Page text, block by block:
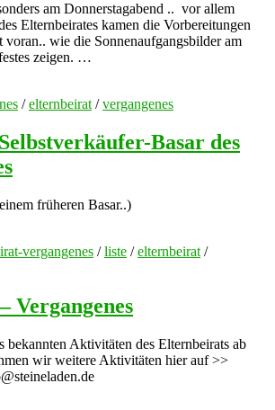
am Donnerstagabend .. vor allem
Elternbeirates kamen die Vorbereitungen
voran.. wie die Sonnenaufgangsbilder am
zeigen. …
/elternbeirat /vergangenes
Basar des
früheren Basar..)
vergangenes /liste /elternbeirat /
Vergangenes
bekannten Aktivitäten des Elternbeirats ab
wir weitere Aktivitäten hier auf >>